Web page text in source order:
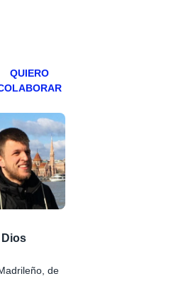
QUIERO
Dios
de